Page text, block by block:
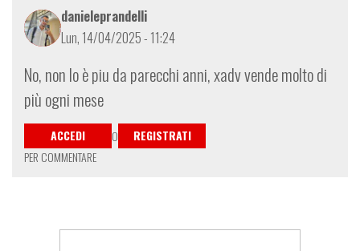
9401-
76e0fb7df3b7%
di
Bikerspetosino
danieleprandelli
Lun, 14/04/2025 - 11:24
No, non lo è piu da parecchi anni, xadv vende molto di
più ogni mese
ACCEDI O
REGISTRATI
PER COMMENTARE